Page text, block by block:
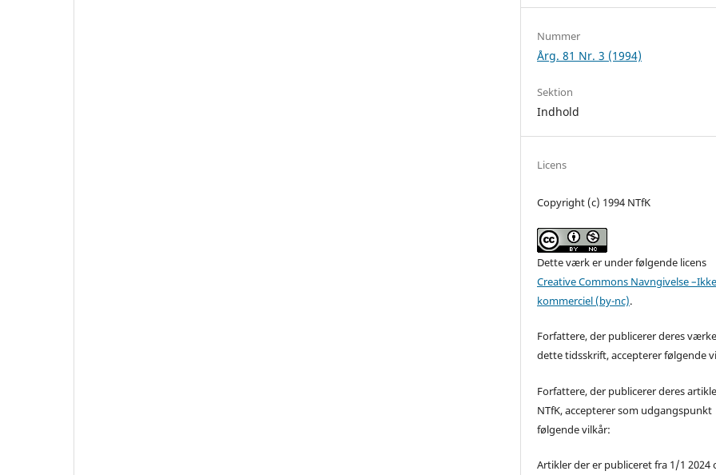
Nummer
Årg. 81 Nr. 3 (1994)
Sektion
Indhold
Licens
Copyright (c) 1994 NTfK
Dette værk er under følgende licens
Creative Commons Navngivelse
kommerciel (by-nc).
Forfattere, der publicerer deres
dette tidsskrift, accepterer følgende
Forfattere, der publicerer deres
NTfK, accepterer som udgangspunkt
følgende vilkår:
Artikler der er publiceret fra 1/1 2024